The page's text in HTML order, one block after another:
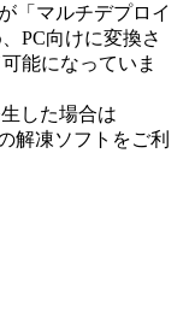
「マルチデプロイ
PC向けに変換さ
能になっていま
した場合は
解凍ソフトをご利